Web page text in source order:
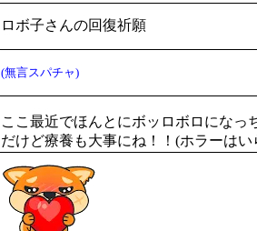
ロボ子さんの回復祈願
(無言スパチャ)
ここ最近でほんとにボッロボロになっ
だけど療養も大事にね！！(ホラーはい